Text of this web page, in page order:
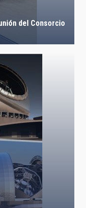
del Consorcio